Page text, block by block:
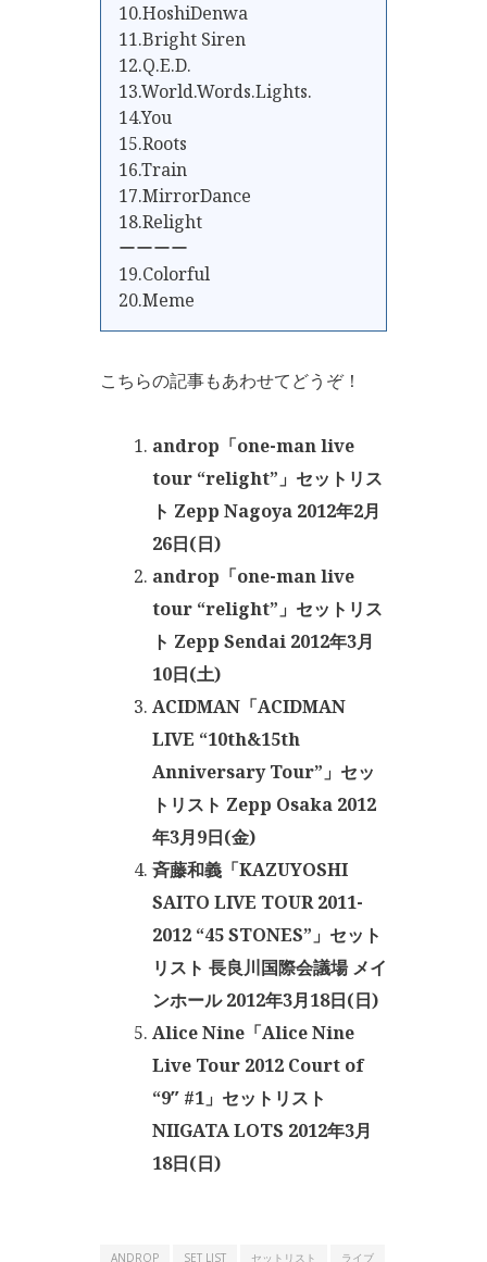
10.HoshiDenwa
11.Bright Siren
12.Q.E.D.
13.World.Words.Lights.
14.You
15.Roots
16.Train
17.MirrorDance
18.Relight
ーーーー
19.Colorful
20.Meme
こちらの記事もあわせてどうぞ！
androp「one-man live
tour “relight”」セットリス
ト Zepp Nagoya 2012年2月
26日(日)
androp「one-man live
tour “relight”」セットリス
ト Zepp Sendai 2012年3月
10日(土)
ACIDMAN「ACIDMAN
LIVE “10th&15th
Anniversary Tour”」セッ
トリスト Zepp Osaka 2012
年3月9日(金)
斉藤和義「KAZUYOSHI
SAITO LIVE TOUR 2011-
2012 “45 STONES”」セット
リスト 長良川国際会議場 メイ
ンホール 2012年3月18日(日)
Alice Nine「Alice Nine
Live Tour 2012 Court of
“9″ #1」セットリスト
NIIGATA LOTS 2012年3月
18日(日)
ANDROP SET LIST セットリスト ライブ